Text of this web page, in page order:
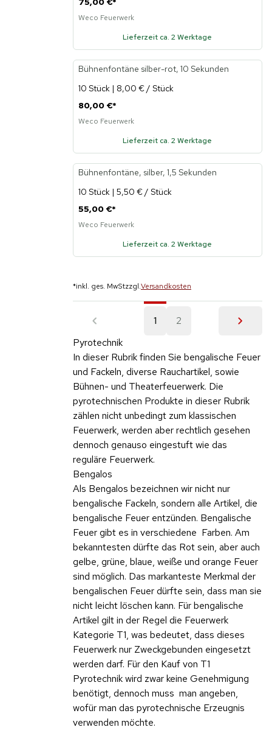
Weco Feuerwerk
Lieferzeit ca. 2 Werktage
Bühnenfontäne silber-rot, 10 Sekunden
10 Stück | 8,00 € / Stück
80,00 €*
Weco Feuerwerk
Lieferzeit ca. 2 Werktage
Bühnenfontäne, silber, 1,5 Sekunden
10 Stück | 5,50 € / Stück
55,00 €*
Weco Feuerwerk
Lieferzeit ca. 2 Werktage
*inkl. ges. MwStzzgl.Versandkosten
1
2
Pyrotechnik
In dieser Rubrik finden Sie bengalische Feuer
und Fackeln, diverse Rauchartikel, sowie
Bühnen- und Theaterfeuerwerk. Die
pyrotechnischen Produkte in dieser Rubrik
zählen nicht unbedingt zum klassischen
Feuerwerk, werden aber rechtlich gesehen
dennoch genauso eingestuft wie das
reguläre Feuerwerk.
Bengalos
Als Bengalos bezeichnen wir nicht nur
bengalische Fackeln, sondern alle Artikel, die
bengalische Feuer entzünden. Bengalische
Feuer gibt es in verschiedene Farben. Am
bekanntesten dürfte das Rot sein, aber auch
gelbe, grüne, blaue, weiße und orange Feuer
sind möglich. Das markanteste Merkmal der
bengalischen Feuer dürfte sein, dass man sie
nicht leicht löschen kann. Für bengalische
Artikel gilt in der Regel die Feuerwerk
Kategorie T1, was bedeutet, dass dieses
Feuerwerk nur Zweckgebunden eingesetzt
werden darf. Für den Kauf von T1
Pyrotechnik wird zwar keine Genehmigung
benötigt, dennoch muss man angeben,
wofür man das pyrotechnische Erzeugnis
verwenden möchte.